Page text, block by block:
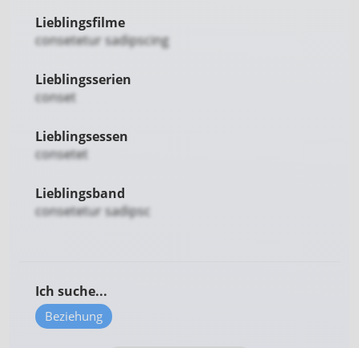
Lieblingsfilme
consetetur sadipscing
Lieblingsserien
conset
Lieblingsessen
consetet
Lieblingsband
consetetur sadipsc
Ich suche...
Beziehung